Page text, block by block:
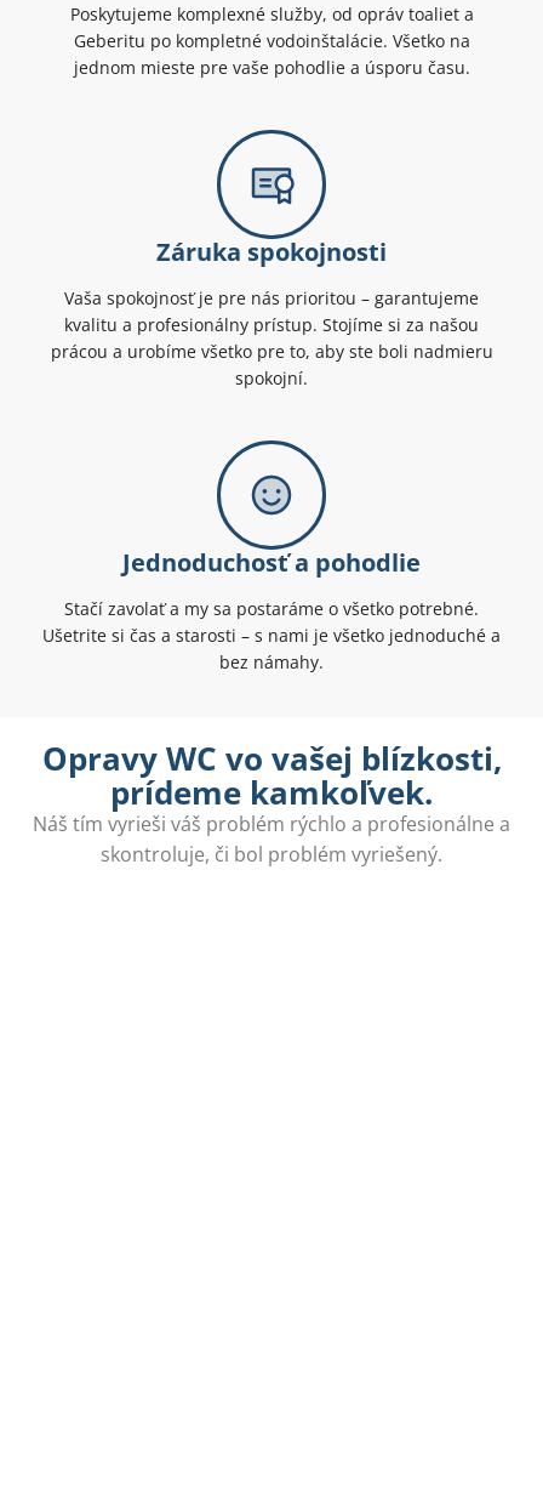
Poskytujeme komplexné služby, od opráv toaliet a
Geberitu po kompletné vodoinštalácie. Všetko na
jednom mieste pre vaše pohodlie a úsporu času.
Záruka spokojnosti
Vaša spokojnosť je pre nás prioritou – garantujeme
kvalitu a profesionálny prístup. Stojíme si za našou
prácou a urobíme všetko pre to, aby ste boli nadmieru
spokojní.
Jednoduchosť a pohodlie
Stačí zavolať a my sa postaráme o všetko potrebné.
Ušetrite si čas a starosti – s nami je všetko jednoduché a
bez námahy.
Opravy WC vo vašej blízkosti,
prídeme kamkoľvek.
Náš tím vyrieši váš problém rýchlo a profesionálne a
skontroluje, či bol problém vyriešený.